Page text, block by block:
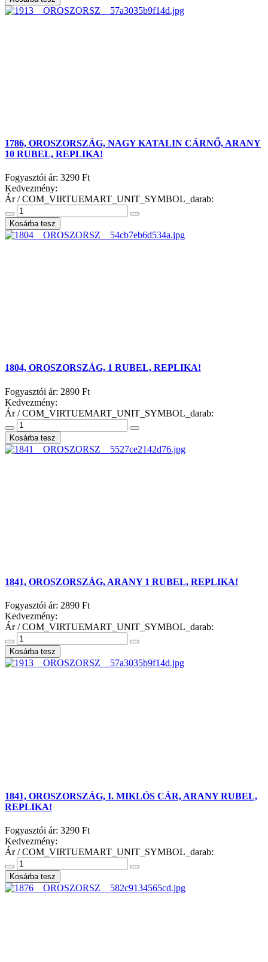
1786, OROSZORSZÁG, NAGY KATALIN CÁRNŐ, ARANY
10 RUBEL, REPLIKA!
Fogyasztói ár: 3290 Ft
Kedvezmény:
Ár / COM_VIRTUEMART_UNIT_SYMBOL_darab:
1804, OROSZORSZÁG, 1 RUBEL, REPLIKA!
Fogyasztói ár: 2890 Ft
Kedvezmény:
Ár / COM_VIRTUEMART_UNIT_SYMBOL_darab:
1841, OROSZORSZÁG, ARANY 1 RUBEL, REPLIKA!
Fogyasztói ár: 2890 Ft
Kedvezmény:
Ár / COM_VIRTUEMART_UNIT_SYMBOL_darab:
1841, OROSZORSZÁG, I. MIKLÓS CÁR, ARANY RUBEL,
REPLIKA!
Fogyasztói ár: 3290 Ft
Kedvezmény:
Ár / COM_VIRTUEMART_UNIT_SYMBOL_darab: